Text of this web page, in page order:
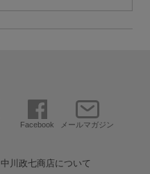
Facebook メールマガジン
中川政七商店について